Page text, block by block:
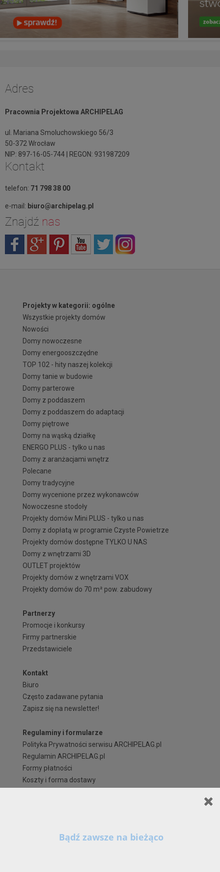
Szanowni Państwo,
Adres
Pracownia Projektowa ARCHIPELAG
ul. Mariana Smoluchowskiego 56/3
50-372 Wrocław
NIP: 897-16-05-744 | REGON: 931987209
Kontakt
telefon: 71 798 38 00
e-mail: biuro@archipelag.pl
Znajdź nas
Projekty w kategorii: ogólne
Wszystkie projekty domów
Nowości
Domy nowoczesne
Domy energooszczędne
TOP 102 - hity naszej kolekcji
Domy tanie w budowie
Domy parterowe
Domy z poddaszem
Domy z poddaszem do adaptacji
Domy piętrowe
Domy na wąską działkę
ENERGO PLUS - tylko u nas
Domy z aranżacjami wnętrz
Polecane
Domy tradycyjne
Domy wycenione przez wykonawców
Nowoczesne stodoły
Projekty domów Mini PLUS - tylko u nas
Domy z dopłatą w programie Czyste Powietrze
Projekty domów dostępne TYLKO U NAS
Domy z wnętrzami 3D
OUTLET projektów
Projekty domów z wnętrzami VOX
Projekty domów do 70 m² pow. zabudowy
Partnerzy
Promocje i konkursy
Firmy partnerskie
Przedstawiciele
Kontakt
Biuro
Często zadawane pytania
Zapisz się na newsletter!
Regulaminy i formularze
Polityka Prywatności serwisu ARCHIPELAG.pl
Regulamin ARCHIPELAG.pl
Formy płatności
Koszty i forma dostawy